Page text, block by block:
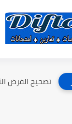
تصحيح الفرض